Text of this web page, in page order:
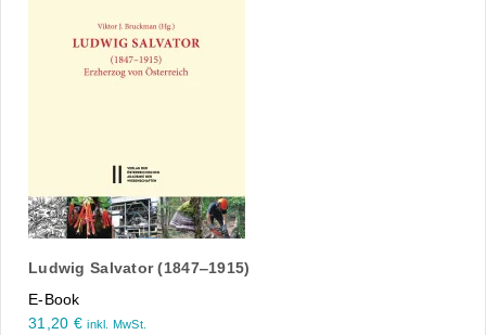
Ludwig Salvator (1847‒1915)
E-Book
31,20 € inkl. MwSt.